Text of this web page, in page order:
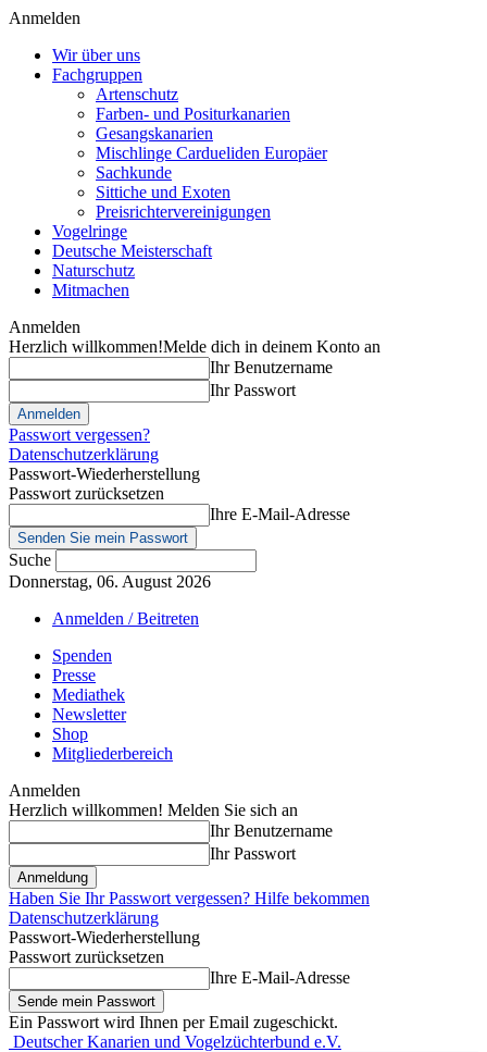
Anmelden
Wir über uns
Fachgruppen
Artenschutz
Farben- und Positurkanarien
Gesangskanarien
Mischlinge Cardueliden Europäer
Sachkunde
Sittiche und Exoten
Preisrichtervereinigungen
Vogelringe
Deutsche Meisterschaft
Naturschutz
Mitmachen
Anmelden
Herzlich willkommen!Melde dich in deinem Konto an
Ihr Benutzername
Ihr Passwort
Passwort vergessen?
Datenschutzerklärung
Passwort-Wiederherstellung
Passwort zurücksetzen
Ihre E-Mail-Adresse
Suche
Donnerstag, 06. August 2026
Anmelden / Beitreten
Spenden
Presse
Mediathek
Newsletter
Shop
Mitgliederbereich
Anmelden
Herzlich willkommen! Melden Sie sich an
Ihr Benutzername
Ihr Passwort
Haben Sie Ihr Passwort vergessen? Hilfe bekommen
Datenschutzerklärung
Passwort-Wiederherstellung
Passwort zurücksetzen
Ihre E-Mail-Adresse
Ein Passwort wird Ihnen per Email zugeschickt.
Deutscher Kanarien und Vogelzüchterbund e.V.